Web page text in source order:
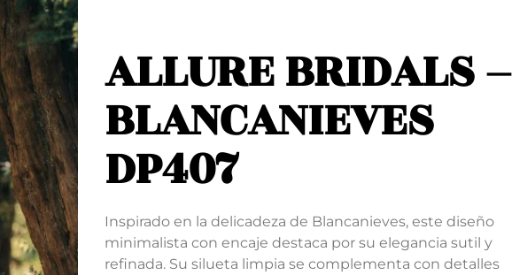
ALLURE BRIDALS –
BLANCANIEVES
DP407
Inspirado en la delicadeza de Blancanieves, este diseño
minimalista con encaje destaca por su elegancia sutil y
refinada. Su silueta limpia se complementa con detalles